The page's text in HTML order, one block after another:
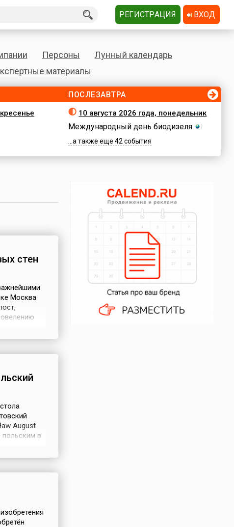
Персоны
Лунный календарь
материалы
ПОСЛЕЗАВТРА
10 августа 2026 года, понедельник
Международный день биодизеля
...а также еще 42 события
стен
Москва
August
в
РЕГИСТРАЦИЯ ВХОД